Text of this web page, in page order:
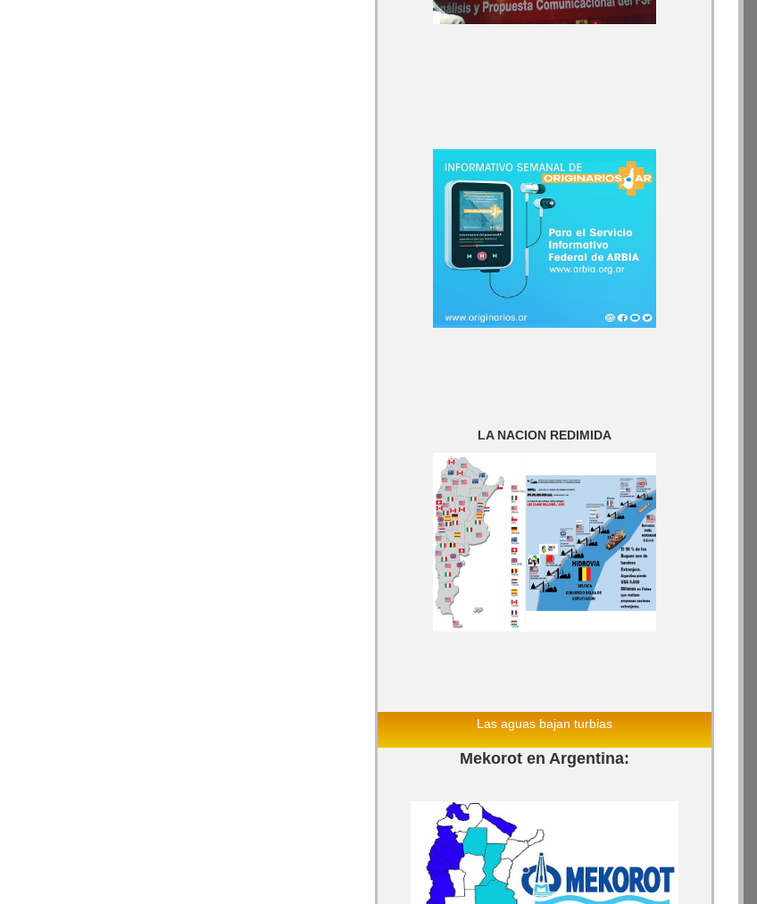
LA NACION REDIMIDA
Las aguas bajan turbias
Mekorot en Argentina: